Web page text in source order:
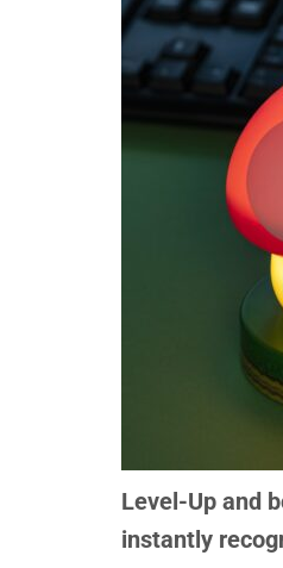
Level-Up and
instantly